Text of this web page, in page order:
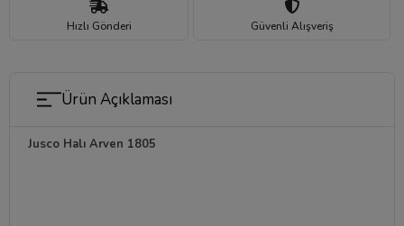
Hızlı Gönderi Güvenli Alışveriş
Ürün Açıklaması
Jusco Halı Arven 1805